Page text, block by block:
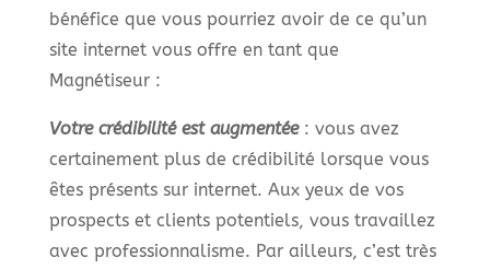
bénéfice que vous pourriez avoir de ce qu’un
site internet vous offre en tant que
Magnétiseur :
Votre crédibilité est augmentée: vous avez
certainement plus de crédibilité lorsque vous
êtes présents sur internet. Aux yeux de vos
prospects et clients potentiels, vous travaillez
avec professionnalisme. Par ailleurs, c’est très